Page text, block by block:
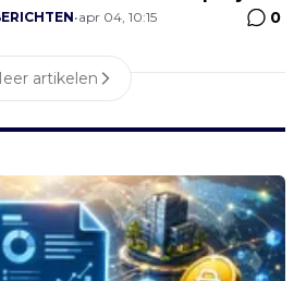
terwijl Metacade's
listing in april zal stijgen
•apr 04, 10:15 0
artikelen